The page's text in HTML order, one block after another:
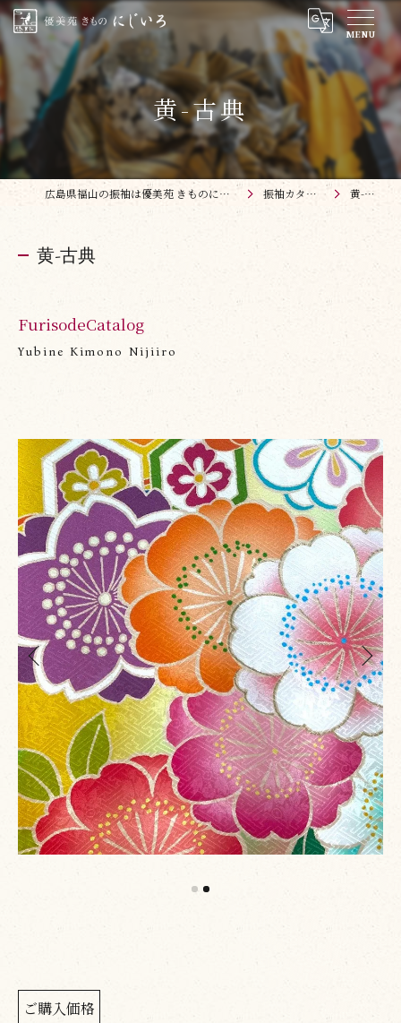
黄-古典
広島県福山の振袖は優美苑 きものにじいろ 振袖カタログ 黄-古典
黄-古典
FurisodeCatalog
Yubine Kimono Nijiiro
ご購入価格